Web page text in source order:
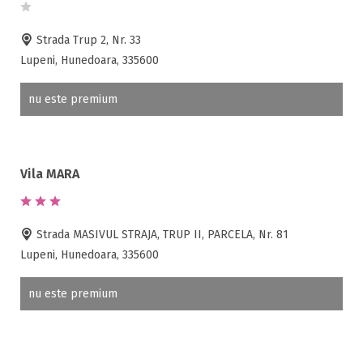
Strada Trup 2, Nr. 33
Lupeni, Hunedoara, 335600
nu este premium
Vila MARA
Strada MASIVUL STRAJA, TRUP II, PARCELA, Nr. 81
Lupeni, Hunedoara, 335600
nu este premium